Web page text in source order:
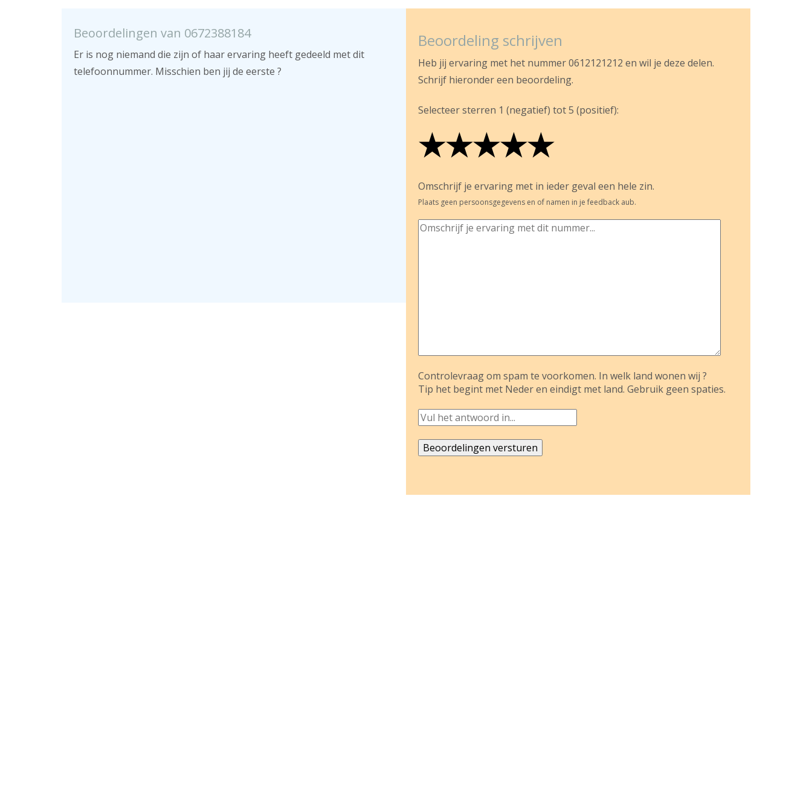
Beoordelingen van 0672388184
Er is nog niemand die zijn of haar ervaring heeft gedeeld met dit
telefoonnummer. Misschien ben jij de eerste ?
Beoordeling schrijven
Heb jij ervaring met het nummer 0612121212 en wil je deze delen.
Schrijf hieronder een beoordeling.
Selecteer sterren 1 (negatief) tot 5 (positief):
★
★★
★★★
★★★★
★★★★★
Omschrijf je ervaring met in ieder geval een hele zin.
Plaats geen persoonsgegevens en of namen in je feedback aub.
Controlevraag om spam te voorkomen. In welk land wonen wij ?
Tip het begint met Neder en eindigt met land. Gebruik geen spaties.